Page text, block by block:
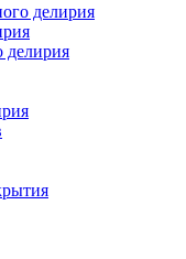
делирия
делирия